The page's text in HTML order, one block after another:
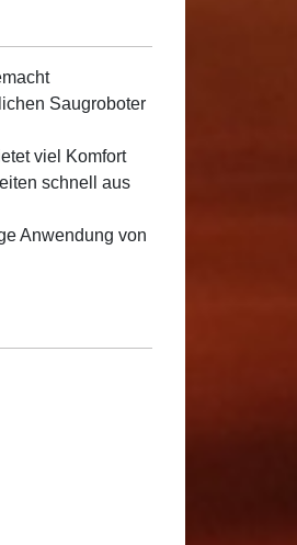
Saugroboter
viel Komfort
schnell aus
Anwendung von